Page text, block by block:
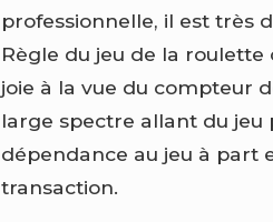
professionnelle, il est très
Règle du jeu de la
joie à la vue du compteur
large spectre allant du jeu
dépendance au jeu à part
transaction.